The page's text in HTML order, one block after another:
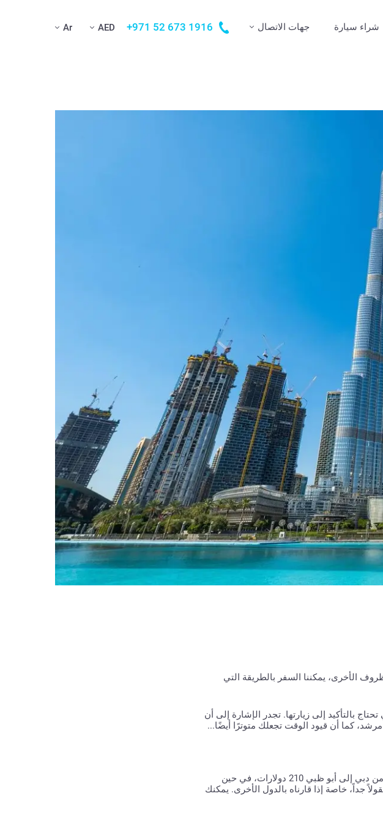
شراء سيارة جهات الاتصال +971 52 673 1916
AED
Ar
الأخرى، يمكننا السفر بالطريقة التي
بالتأكيد إلى زيارتها. تجدر الإشارة إلى أن
كما أن قيود الوقت تجعلك متوترًا أيضًا...
إذا نظرنا إلى استئجار سيارة من وجهة نظر الادخار، فقد تبين أنه مربح للغاية. تبلغ تكلفة الرحلة القياسية من دبي إلى أبو ظبي 210 دولارات، في حين
في الإمارات يعتبر معقولاً جداً، خاصة إذا قارناه بالدول الأخرى. يمكنك